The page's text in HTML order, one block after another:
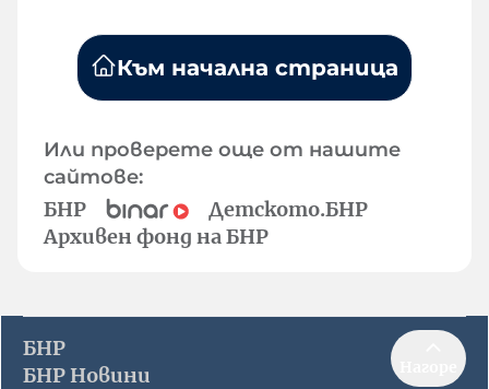
Към начална страница
Или проверете още от нашите
сайтове:
БНР
Детското.БНР
Архивен фонд на БНР
БНР
БНР Новини